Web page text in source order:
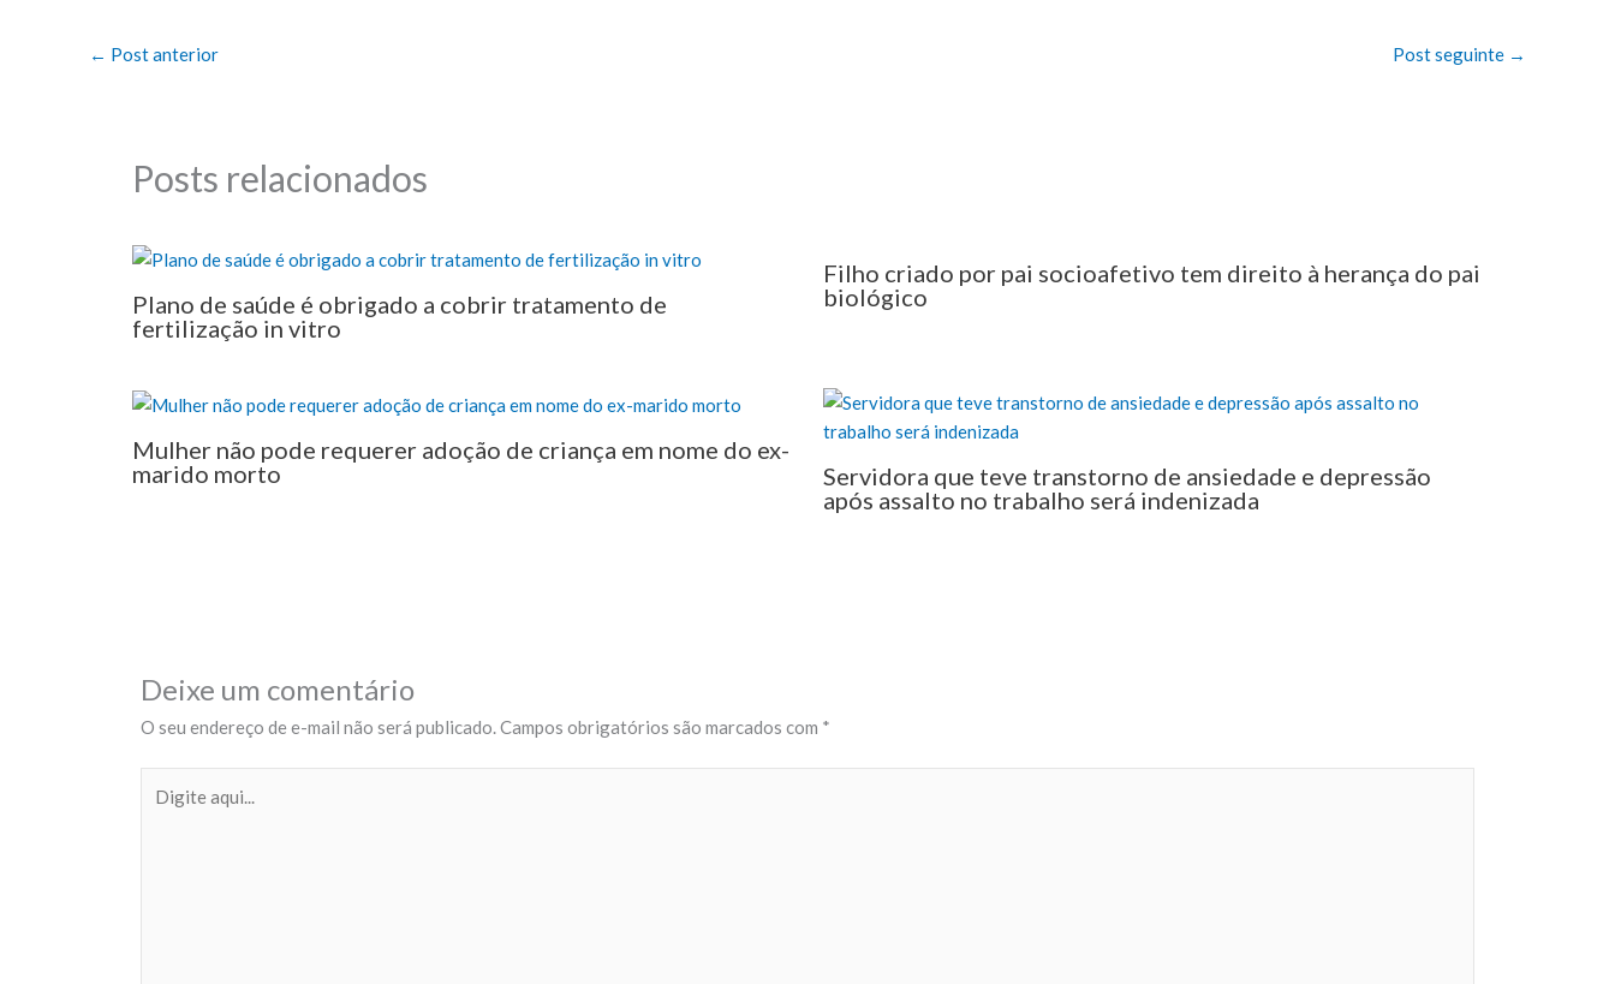
← Post anterior Post seguinte →
Posts relacionados
Plano de saúde é obrigado a cobrir tratamento de
fertilização in vitro
Filho criado por pai socioafetivo tem direito à herança do pai
biológico
Mulher não pode requerer adoção de criança em nome do ex-
marido morto
Servidora que teve transtorno de ansiedade e depressão
após assalto no trabalho será indenizada
Deixe um comentário
O seu endereço de e-mail não será publicado.Campos obrigatórios são marcados com *
aqui...